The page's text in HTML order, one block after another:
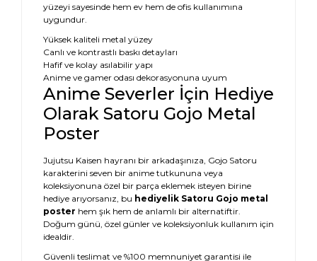
yüzeyi sayesinde hem ev hem de ofis kullanımına
uygundur.
Yüksek kaliteli metal yüzey
Canlı ve kontrastlı baskı detayları
Hafif ve kolay asılabilir yapı
Anime ve gamer odası dekorasyonuna uyum
Anime Severler İçin Hediye
Olarak Satoru Gojo Metal
Poster
Jujutsu Kaisen hayranı bir arkadaşınıza, Gojo Satoru
karakterini seven bir anime tutkununa veya
koleksiyonuna özel bir parça eklemek isteyen birine
hediye arıyorsanız, bu hediyelik Satoru Gojo metal
poster hem şık hem de anlamlı bir alternatiftir.
Doğum günü, özel günler ve koleksiyonluk kullanım için
idealdir.
Güvenli teslimat ve %100 memnuniyet garantisi ile